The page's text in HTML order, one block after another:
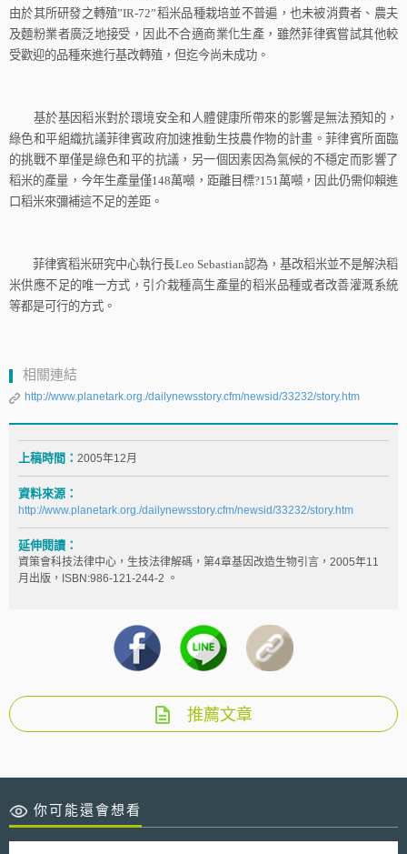
由於其所研發之轉殖”IR-72”稻米品種栽培並不普遍，也未被消費者、農夫
及麵粉業者廣泛地接受，因此不合適商業化生產，雖然菲律賓嘗試其他較
受歡迎的品種來進行基改轉殖，但迄今尚未成功。
基於基因稻米對於環境安全和人體健康所帶來的影響是無法預知的，
綠色和平組織抗議菲律賓政府加速推動生技農作物的計畫。菲律賓所面臨
的挑戰不單僅是綠色和平的抗議，另一個因素因為氣候的不穩定而影響了
稻米的產量，今年生產量僅148萬噸，距離目標?151萬噸，因此仍需仰賴進
口稻米來彌補這不足的差距。
菲律賓稻米研究中心執行長Leo Sebastian認為，基改稻米並不是解決稻
米供應不足的唯一方式，引介栽種高生產量的稻米品種或者改善灌溉系統
等都是可行的方式。
相關連結
http://www.planetark.org./dailynewsstory.cfm/newsid/33232/story.htm
上稿時間： 2005年12月
資料來源：
http://www.planetark.org./dailynewsstory.cfm/newsid/33232/story.htm
延伸閱讀：
資策會科技法律中心，生技法律解碼，第4章基因改造生物引言，2005年11
月出版，ISBN:986-121-244-2 。
推薦文章
你可能還會想看